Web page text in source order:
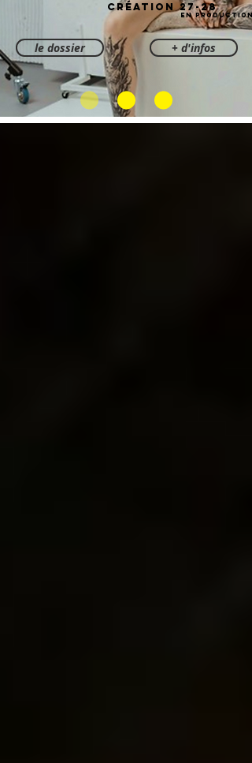
CRÉATION 27-28
EN PRODUCTION
le dossier + d'infos